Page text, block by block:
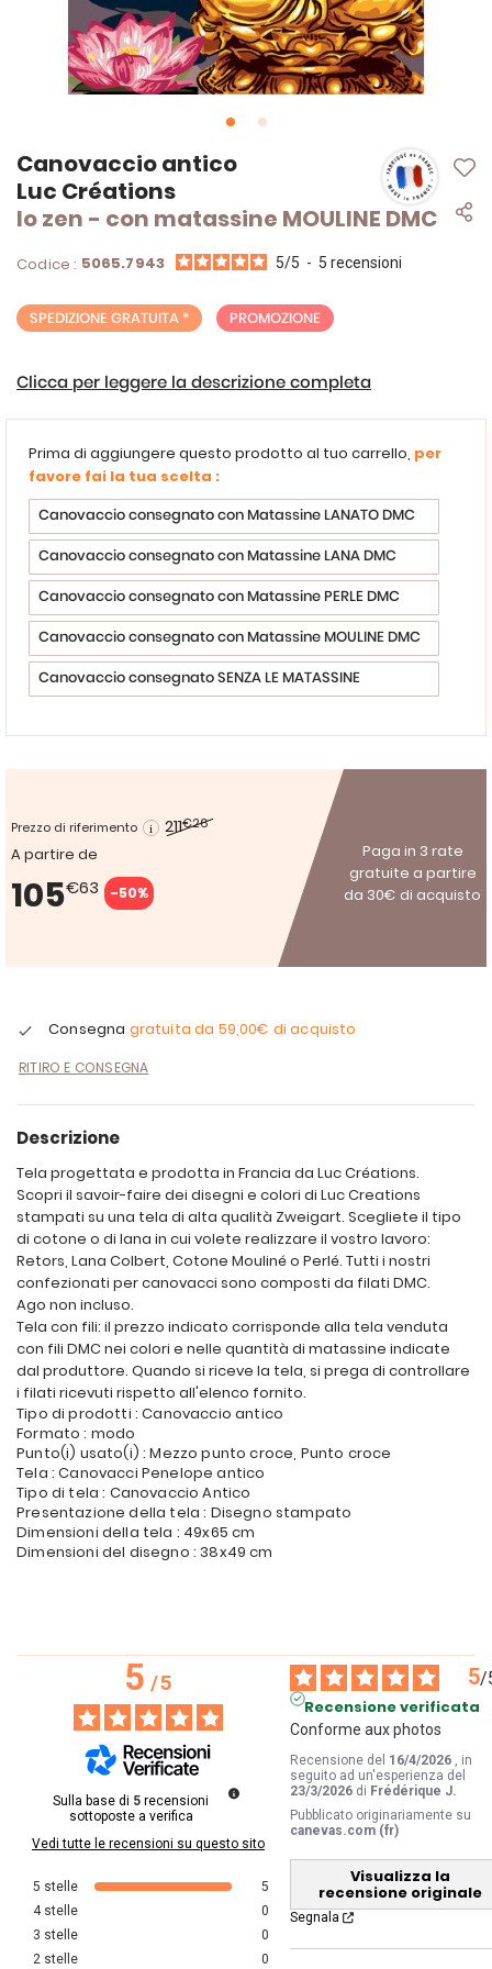
Canovaccio antico
Luc Créations
lo zen - con matassine MOULINE DMC
Codice : 5065.7943 5/5 - 5recensioni
SPEDIZIONE GRATUITA * PROMOZIONE
Clicca per leggere la descrizione completa
Prima di aggiungere questo prodotto al tuo carrello, per
favore fai la tua scelta :
Canovaccio consegnato con Matassine LANATO DMC
Canovaccio consegnato con Matassine LANA DMC
Canovaccio consegnato con Matassine PERLE DMC
Canovaccio consegnato con Matassine MOULINE DMC
Canovaccio consegnato SENZA LE MATASSINE
Prezzo di riferimento 211€26
A partire de
105€63 -50%
Paga in 3 rate
gratuite a partire
da 30€ di acquisto
Consegna gratuita da 59,00€ di acquisto
RITIRO E CONSEGNA
Vai
all'inizio
della
galleria
immagini
Descrizione
Tela progettata e prodotta in Francia da Luc Créations.
Scopri il savoir-faire dei disegni e colori di Luc Creations
stampati su una tela di alta qualità Zweigart. Scegliete il tipo
di cotone o di lana in cui volete realizzare il vostro lavoro:
Retors, Lana Colbert, Cotone Mouliné o Perlé. Tutti i nostri
confezionati per canovacci sono composti da filati DMC.
Ago non incluso.
Tela con fili: il prezzo indicato corrisponde alla tela venduta
con fili DMC nei colori e nelle quantità di matassine indicate
dal produttore. Quando si riceve la tela, si prega di controllare
i filati ricevuti rispetto all'elenco fornito.
Tipo di prodotti : Canovaccio antico
Formato : modo
Punto(i) usato(i) : Mezzo punto croce, Punto croce
Tela : Canovacci Penelope antico
Tipo di tela : Canovaccio Antico
Presentazione della tela : Disegno stampato
Dimensioni della tela : 49x65 cm
Dimensioni del disegno : 38x49 cm
5/5
Sulla base di 5 recensioni
sottoposte a verifica
Vedi tutte le recensioni su questo sito
5 stelle
5
4 stelle
0
3 stelle
0
2 stelle 0
5/
Recensione verificata
Conforme aux photos
Recensione del 16/4/2026 , in
seguito ad un'esperienza del
23/3/2026 di Frédérique J.
Pubblicato originariamente su
canevas.com (fr)
Visualizza la
recensione originale
Segnala